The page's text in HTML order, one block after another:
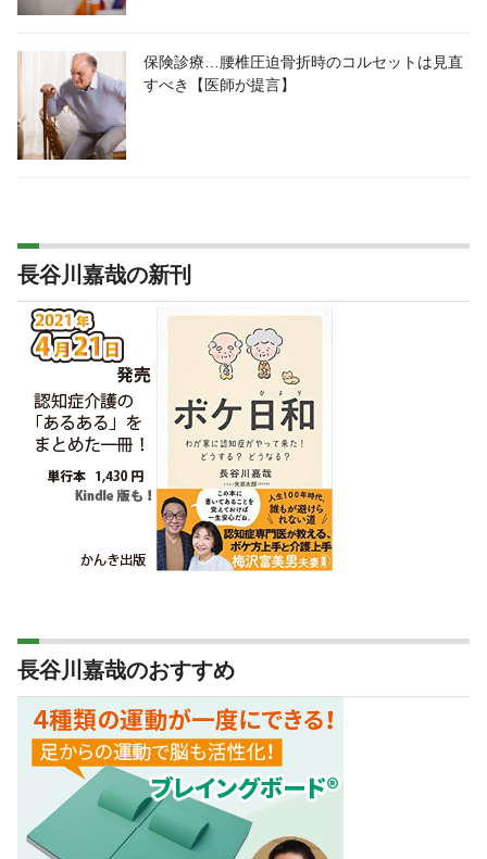
保険診療…腰椎圧迫骨折時のコルセットは見直
すべき【医師が提言】
長谷川嘉哉の新刊
長谷川嘉哉のおすすめ